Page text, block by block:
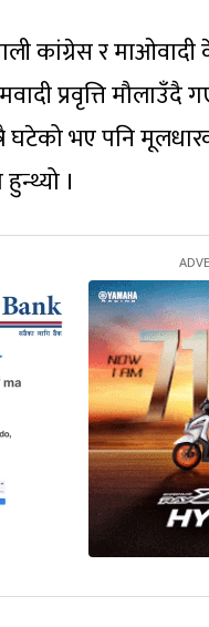
कांग्रेस र माओवादी
प्रवृत्ति
घटेको भए पनि
।